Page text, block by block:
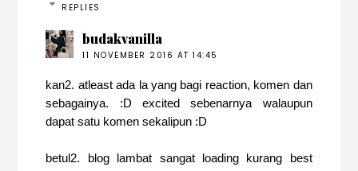
REPLIES
budakvanilla
11 NOVEMBER 2016 AT 14:45
kan2. atleast ada la yang bagi reaction, komen dan
sebagainya. :D excited sebenarnya walaupun
dapat satu komen sekalipun :D
betul2. blog lambat sangat loading kurang best